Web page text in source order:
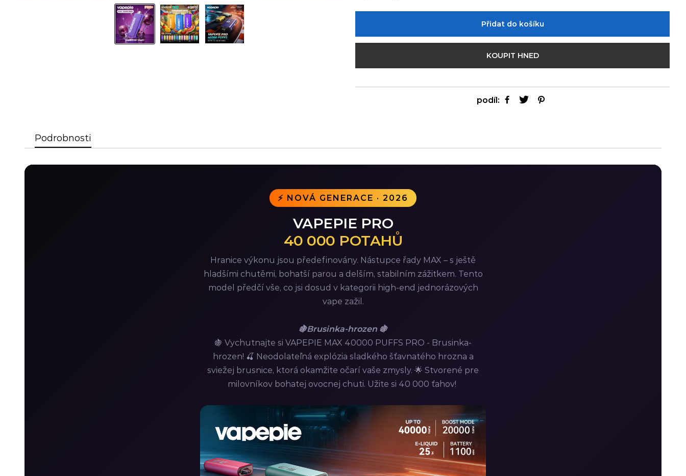
Přidat do košíku
KOUPIT HNED
podíl:
Podrobnosti
⚡ NOVÁ GENERACE · 2026
VAPEPIE PRO
40 000 POTAHŮ
Hranice výkonu jsou předefinovány. Nástupce řady MAX – s ještě
hladšími chutěmi, bohatší parou a delším, stabilním zážitkem. Tento
model předčí vše, co jsi dosud v kategorii high-end jednorázových
vape zažil.
🍇Brusinka-hrozen 🍇
🍇 Vychutnajte si VAPEPIE MAX 40000 PUFFS PRO - Brusinka-
hrozen! 🍒 Neodolateľná explózia sladkého šťavnatého hrozna a
sviežej brusnice, ktorá okamžite očarí vaše zmysly. 🌟 Stvorené pre
milovníkov bohatej ovocnej chuti. Užite si 40 000 ťahov!